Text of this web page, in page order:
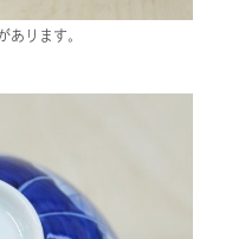
あります。